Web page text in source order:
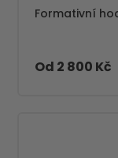
Formativní
Od 2 800 Kč